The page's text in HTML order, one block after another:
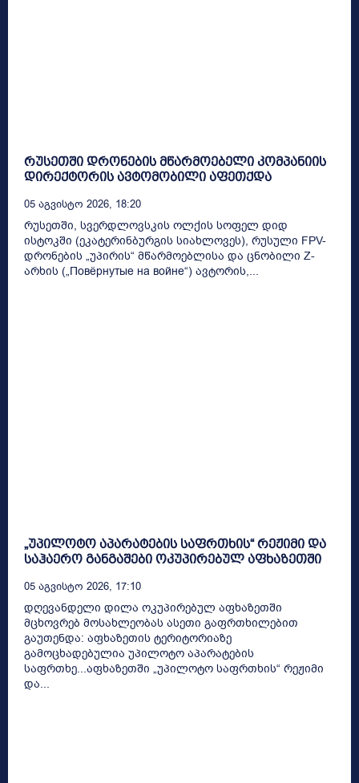
რუსეთში დრონების მწარმოებელი კომპანიის
დირექტორის ავტომობილი აფეთქდა
05 Აგვისტო 2026, 18:20
რუსეთში, სვერდლოვსკის ოლქის სოფელ დიდ
ისტოკში (ეკატერინბურგის სიახლოვეს), რუსული FPV-
დრონების „უპირის“ მწარმოებლისა და ცნობილი Z-
არხის („Повёрнутые на войне“) ავტორის,...
„უპილოტო აპარატების საფრთხის“ რეჟიმი და
საჰაერო განგაშები ოკუპირებულ აფხაზეთში
05 Აგვისტო 2026, 17:10
დღევანდელი დილა ოკუპირებულ აფხაზეთში
მცხოვრებ მოსახლეობას ასეთი გაფრთხილებით
გაუთენდა: აფხაზეთის ტერიტორიაზე
გამოცხადებულია უპილოტო აპარატების
საფრთხე...აფხაზეთში „უპილოტო საფრთხის“ რეჟიმი
და...